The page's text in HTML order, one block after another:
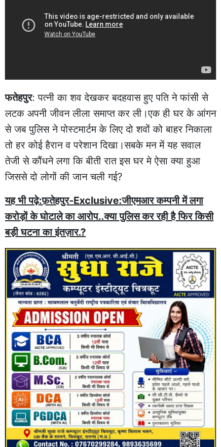
फतेहपुर: पत्नी का शव देखकर बदहवास हुए पति ने फांसी से
लटक अपनी जीवन लीला समाप्त कर ली।एक ही घर के आंगन
से जब पुलिस ने पोस्टमार्टम के लिए दो शवों को बाहर निकाला
तो हर कोई हैरान व परेशान दिखा।सबके मन में यह सवाल
तेजी से कौंधने लगा कि बीती रात इस घर मे ऐसा क्या हुआ
जिससे दो लोगों की जान चली गई?
यह भी पढ़े:फ़तेहपुर-Exclusive:जीएमआर कम्पनी में लगा
करोड़ों के घोटाले का आरोप..क्या पुलिस कर रही है फिर किसी
बड़ी घटना का इंतज़ार.?